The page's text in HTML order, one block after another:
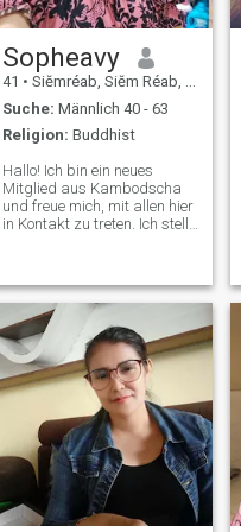
suche einen Lebenspartner
für die Ehe.
Sopheavy
41 • Siĕmréab, Siĕm Réab, Kambodscha
Suche: Männlich 40 - 63
Religion: Buddhist
Hallo! Ich bin ein neues
Mitglied aus Kambodscha
und freue mich, mit allen hier
in Kontakt zu treten. Ich stelle
behandelt. Ich liebe es,
Freude und Lachen zu
verbreiten, egal, ob ich
durchkomme Unbeschwerte
Gespräche, Humor oder
einfach nur ein Lächeln teilen.
Von Natur aus versuche ich,
die Menschen um mich
herum glücklich zu machen
Einfach. \\ n \ nprofessionell
führe ich ein kleines
Kosmetikunternehmen, das
es mir ermöglicht, meine
Familie unabhängig zu